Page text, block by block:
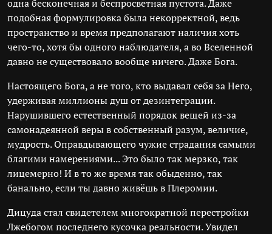
одна бесконечная и беспросветная пустота. Даже
подобная формулировка была некорректной, ведь
пространство и время предполагают наличия хоть
чего-то, хотя бы одного наблюдателя, а во Вселенной
давно не существовало вообще ничего. Даже Бога.
Настоящего Бога, а не того, кто выдавал себя за Него,
удерживая миллионы душ от дезинтеграции.
Нарушившего естественный порядок вещей из-за
самонадеянной веры в собственный разум, величие,
мудрость. Оправдывающего чужие страдания самыми
благими намерениями... Это было так мерзко, так
лицемерно! И в то же время так обыденно, так
банально, если ты давно живёшь в Плеромии.
Дицуда стал свидетелем многократной перестройки
Лжебогом последнего кусочка реальности. Увидел